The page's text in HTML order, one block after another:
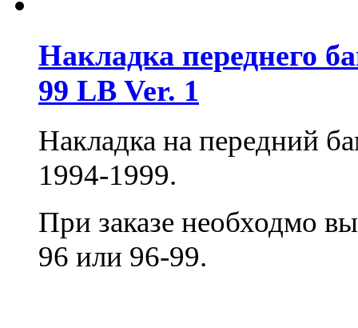
Накладка переднего
99 LB Ver. 1
Накладка на передний
1994-1999.
При заказе необходмо
96 или 96-99.